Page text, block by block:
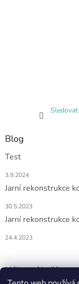
Blog
Test
3.9.2024
Jarní rekonstrukce
30.5.2023
Jarní rekonstrukce
24.4.2023
Nákupní košík